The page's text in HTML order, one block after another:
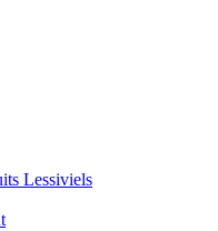
Lessiviels